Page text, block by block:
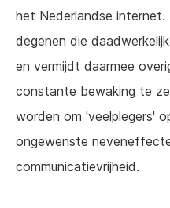
het Nederlandse
degenen die
en vermijdt daarmee
constante bewaking te
worden om 'veelplegers'
ongewenste
communicatievrijheid.